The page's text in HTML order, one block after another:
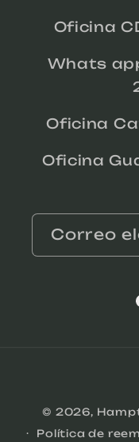
Oficina
Whats
Oficina
Oficina
Correo
© 2026,
Política de